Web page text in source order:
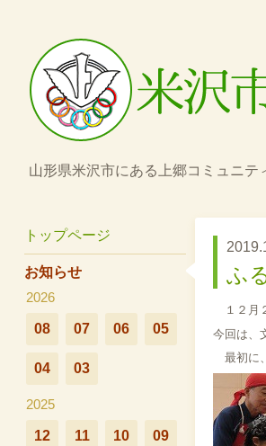
山形県米沢市にある上郷コミュニ
ふ
１２月
今回は、
最初に
トップページ
お知らせ
2026
08 07 06 05
04 03
2025
12 11 10 09